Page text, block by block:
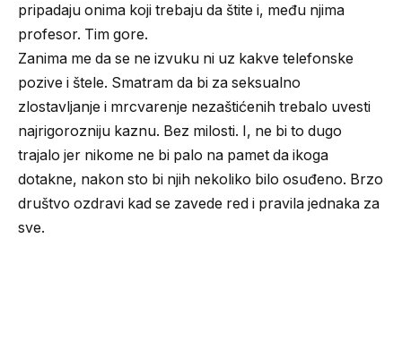
pripadaju onima koji trebaju da štite i, među njima
profesor. Tim gore.
Zanima me da se ne izvuku ni uz kakve telefonske
pozive i štele. Smatram da bi za seksualno
zlostavljanje i mrcvarenje nezaštićenih trebalo uvesti
najrigorozniju kaznu. Bez milosti. I, ne bi to dugo
trajalo jer nikome ne bi palo na pamet da ikoga
dotakne, nakon sto bi njih nekoliko bilo osuđeno. Brzo
društvo ozdravi kad se zavede red i pravila jednaka za
sve.